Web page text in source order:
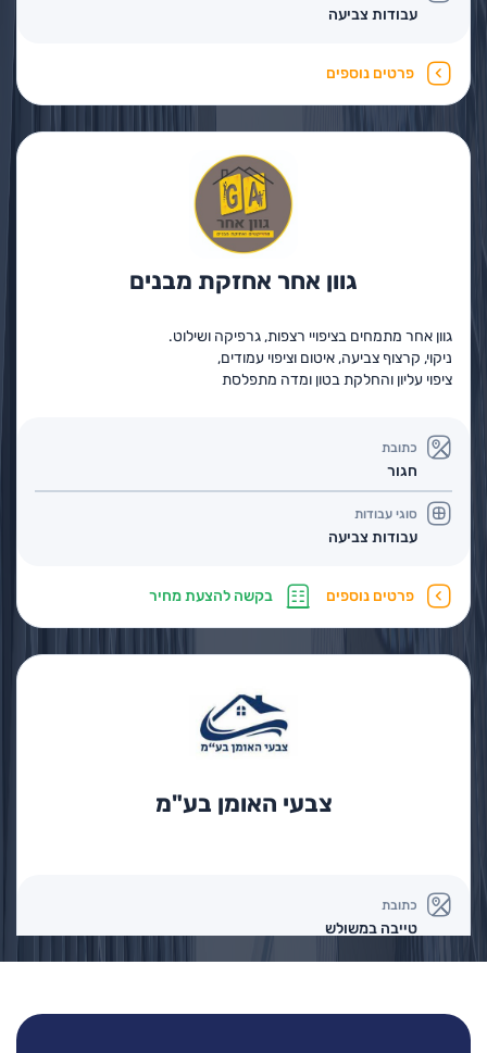
עבודות צביעה
פרטים נוספים
גוון אחר אחזקת מבנים
גוון אחר מתמחים בציפויי רצפות, גרפיקה ושילוט.
ניקוי, קרצוף צביעה, איטום וציפוי עמודים,
ציפוי עליון והחלקת בטון ומדה מתפלסת
כתובת
חגור
סוגי עבודות
עבודות צביעה
פרטים נוספים בקשה להצעת מחיר
צבעי האומן בע"מ
כתובת
טייבה במשולש